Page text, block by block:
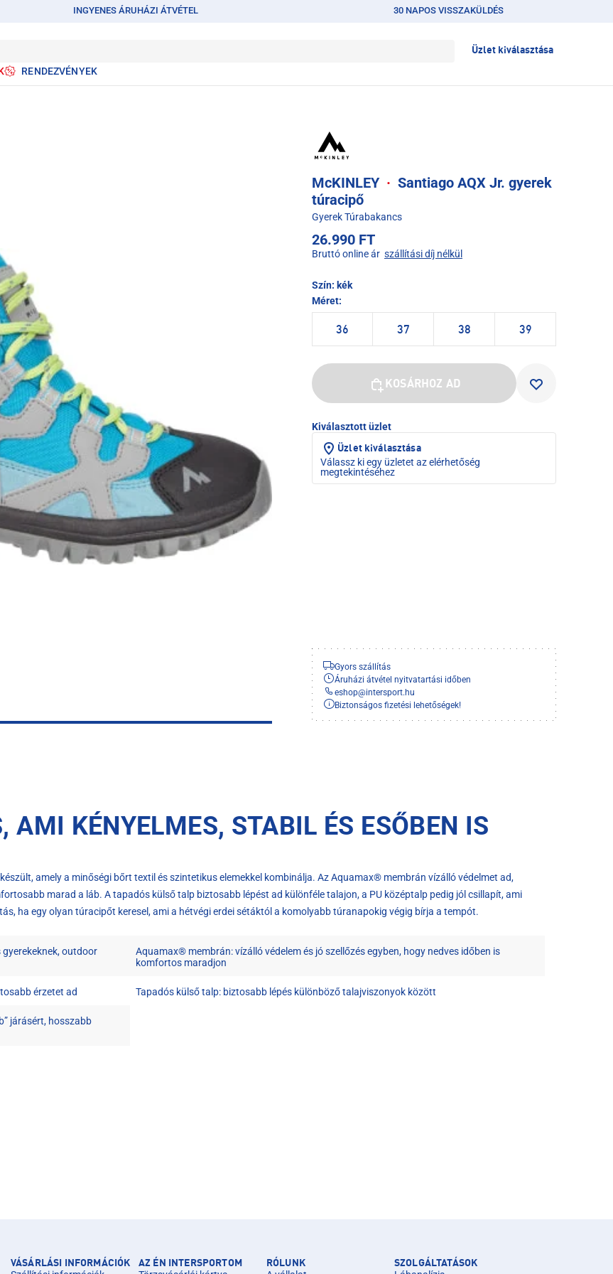
INGYENES ÁRUHÁZI ÁTVÉTEL 30 NAPOS VISSZAKÜLDÉS
Üzlet kiválasztása
RENDEZVÉNYEK
McKINLEY · Santiago AQX Jr. gyerek
túracipő
Gyerek Túrabakancs
26.990 FT
Bruttó online ár szállítási díj nélkül
Szín: kék
Méret:
36 37 38 39
KOSÁRHOZ AD
Kiválasztott üzlet
Üzlet kiválasztása
Válassz ki egy üzletet az elérhetőség
megtekintéséhez
Gyors szállítás
Áruházi átvétel nyitvatartási időben
eshop@intersport.hu
Biztonságos fizetési lehetőségek!
AMI KÉNYELMES, STABIL ÉS ESŐBEN IS
amely a minőségi bőrt textil és szintetikus elemekkel kombinálja. Az Aquamax® membrán vízálló védelmet ad,
marad a láb. A tapadós külső talp biztosabb lépést ad különféle talajon, a PU középtalp pedig jól csillapít, ami
ha egy olyan túracipőt keresel, ami a hétvégi erdei sétáktól a komolyabb túranapokig végig bírja a tempót.
outdoor
Aquamax® membrán: vízálló védelem és jó szellőzés egyben, hogy nedves időben is
komfortos maradjon
érzetet ad Tapadós külső talp: biztosabb lépés különböző talajviszonyok között
járásért, hosszabb
VÁSÁRLÁSI INFORMÁCIÓK AZ ÉN INTERSPORTOM RÓLUNK SZOLGÁLTATÁSOK